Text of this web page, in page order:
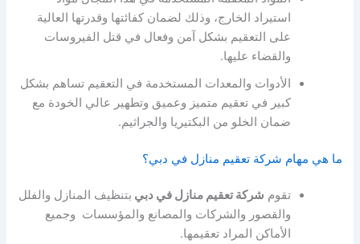
استيراد الخارج، وذلك لضمان كفائتها وقدرتها العالية
على التعقيم بشكل آمن وفعال في قتل الفيروسات
والقضاء عليها.
الأدوات والمعدات المستخدمة في التعقيم تساهم بشكل
كبير في تعقيم متميز وعميق وتطهير عالي الخودة مع
ضمان الخلو من البكتيريا والجراثيم.
ما هي مهام شركة تعقيم منازل في دبي؟
تقوم شركة تعقيم منازل في دبي بتنظيف المنازل والفلل
والقصور والشركات والمصانع والمؤسسات وجميع
الأماكن المراد تعقيمها.